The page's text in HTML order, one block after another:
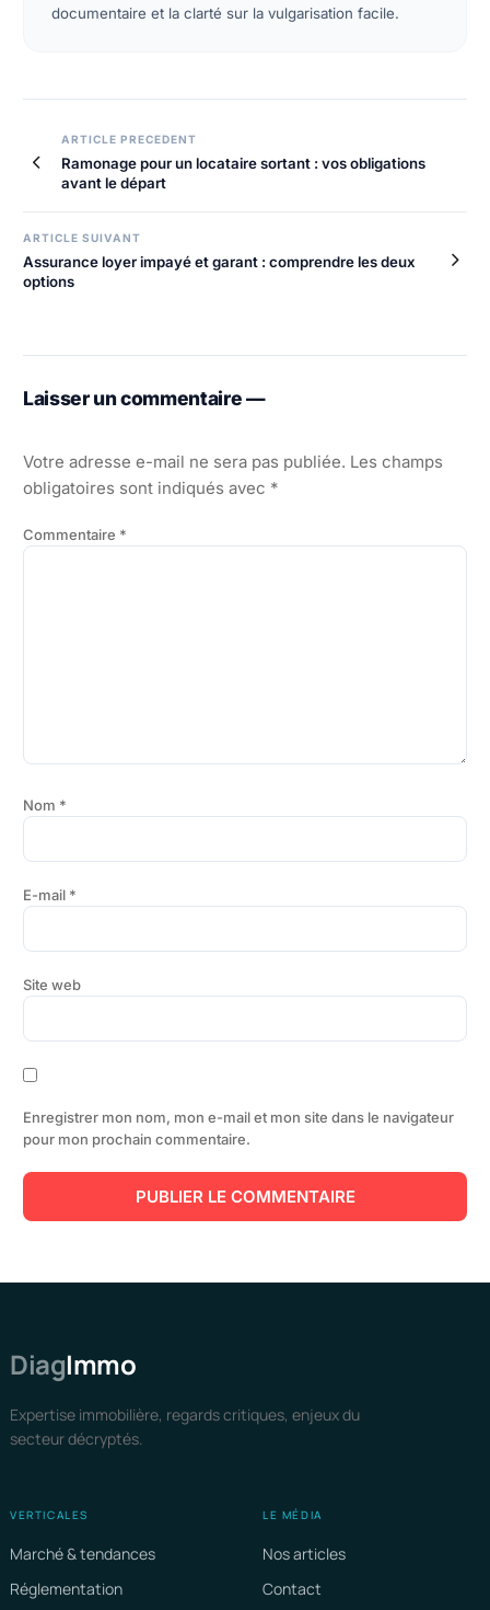
documentaire et la clarté sur la vulgarisation facile.
Navigation
de
ARTICLE PRECEDENT
Ramonage pour un locataire sortant : vos obligations
avant le départ
ARTICLE SUIVANT
Assurance loyer impayé et garant : comprendre les deux
options
Laisser un commentaire —
Votre adresse e-mail ne sera pas publiée. Les champs
obligatoires sont indiqués avec *
Commentaire *
Nom *
E-mail *
Site web
Enregistrer mon nom, mon e-mail et mon site dans le navigateur
pour mon prochain commentaire.
DiagImmo
Expertise immobilière, regards critiques, enjeux du
secteur décryptés.
VERTICALES
Marché & tendances
Réglementation
LE MÉDIA
Nos articles
Contact